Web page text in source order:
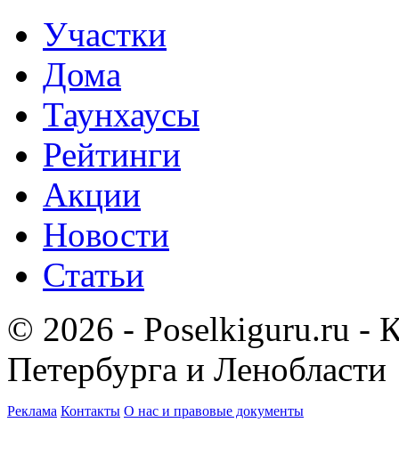
Участки
Дома
Таунхаусы
Рейтинги
Акции
Новости
Статьи
© 2026 - Poselkiguru.ru -
Петербурга и Ленобласти
Реклама Контакты О нас и правовые документы